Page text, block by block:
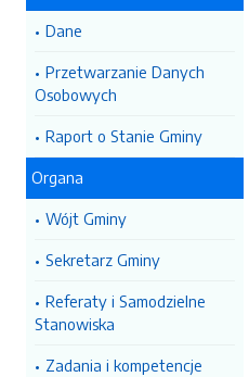
Dane
Przetwarzanie Danych
Osobowych
Raport o Stanie Gminy
Organa
Wójt Gminy
Sekretarz Gminy
Referaty i Samodzielne
Stanowiska
Zadania i kompetencje